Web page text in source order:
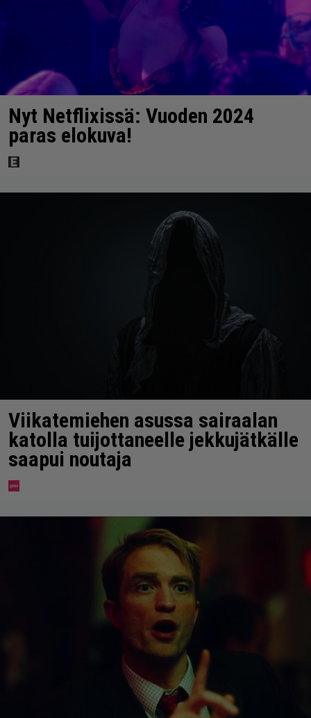
Nyt Netflixissä: Vuoden 2024
paras elokuva!
Viikatemiehen asussa sairaalan
katolla tuijottaneelle jekkujätkälle
saapui noutaja